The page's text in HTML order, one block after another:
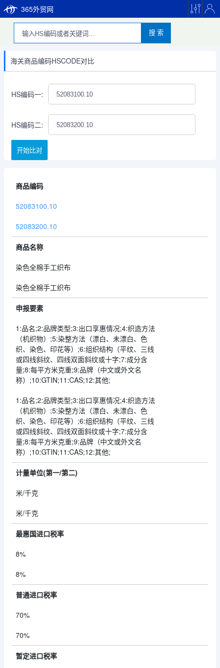
365外贸网
搜 索
海关商品编码HSCODE对比
HS编码一:
HS编码二:
开始比对
商品编码
52083100.10
52083200.10
商品名称
染色全棉手工织布
染色全棉手工织布
申报要素
1:品名;2:品牌类型;3:出口享惠情况;4:织造方法
（机织物）;5:染整方法（漂白、未漂白、色
织、染色、印花等）;6:组织结构（平纹、三线
或四线斜纹、四线双面斜纹或十字;7:成分含
量;8:每平方米克重;9:品牌（中文或外文名
称）;10:GTIN;11:CAS;12:其他;
1:品名;2:品牌类型;3:出口享惠情况;4:织造方法
（机织物）;5:染整方法（漂白、未漂白、色
织、染色、印花等）;6:组织结构（平纹、三线
或四线斜纹、四线双面斜纹或十字;7:成分含
量;8:每平方米克重;9:品牌（中文或外文名
称）;10:GTIN;11:CAS;12:其他;
计量单位(第一/第二)
米/千克
米/千克
最惠国进口税率
8%
8%
普通进口税率
70%
70%
暂定进口税率